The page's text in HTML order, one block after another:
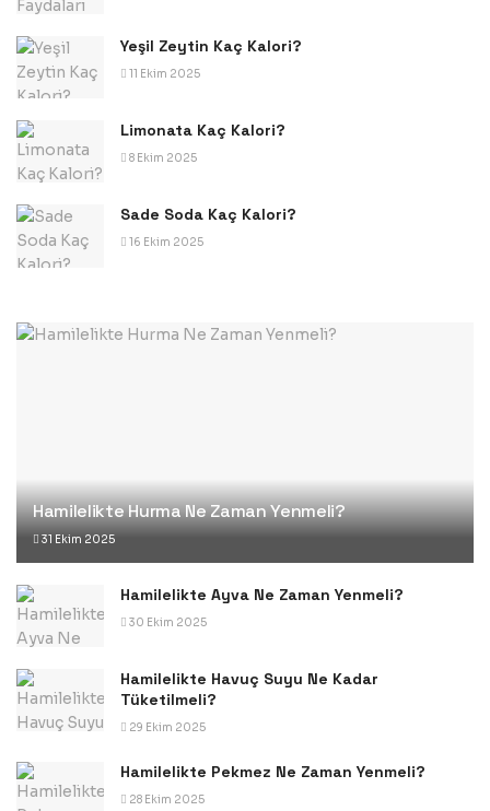
Yeşil Zeytin Kaç Kalori?
11 Ekim 2025
Limonata Kaç Kalori?
8 Ekim 2025
Sade Soda Kaç Kalori?
16 Ekim 2025
Hamilelikte Hurma Ne Zaman Yenmeli?
31 Ekim 2025
Hamilelikte Ayva Ne Zaman Yenmeli?
30 Ekim 2025
Hamilelikte Havuç Suyu Ne Kadar
Tüketilmeli?
29 Ekim 2025
Hamilelikte Pekmez Ne Zaman Yenmeli?
28 Ekim 2025